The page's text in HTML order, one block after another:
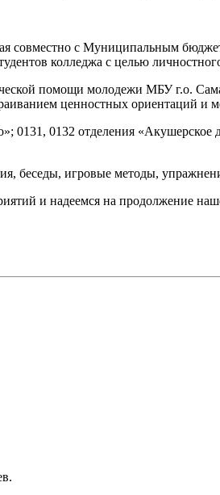
с Муниципальным
колледжа с целью
помощи молодежи МБУ г.о.
ценностных ориентаций и
0131, 0132 отделения «Акушерское
беседы, игровые методы,
и надеемся на продолжение